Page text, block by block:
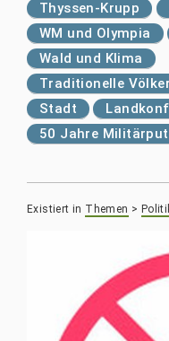
Thyssen-Krupp
WM und Olympia
Wald und Klima
Traditionelle
Stadt
50 Jahre
Existiert in Themen >